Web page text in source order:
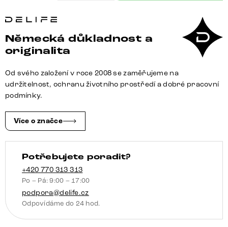
cm
akácie
hnědá
4
množství
Německá důkladnost a
originalita
Od svého založení v roce 2008 se zaměřujeme na
udržitelnost, ochranu životního prostředí a dobré pracovní
podmínky.
Více o značce
Potřebujete poradit?
+420 770 313 313
Po – Pá: 9:00 – 17:00
podpora@delife.cz
Odpovídáme do 24 hod.